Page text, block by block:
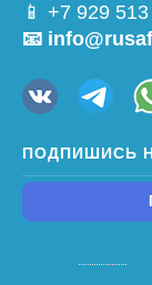
📱 +7 929
📧
ПОДПИШИСЬ